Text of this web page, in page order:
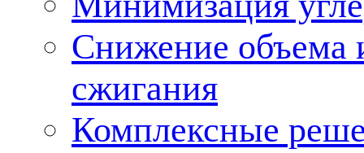
Снижение объема
сжигания
Комплексные